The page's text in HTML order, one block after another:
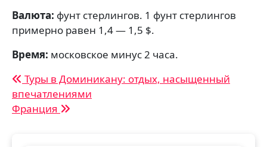
Валюта: фунт стерлингов. 1 фунт стерлингов
примерно равен 1,4 — 1,5 $.
Время: московское минус 2 часа.
Навигация
по
записям
Туры в Доминикану: отдых, насыщенный
впечатлениями
Франция